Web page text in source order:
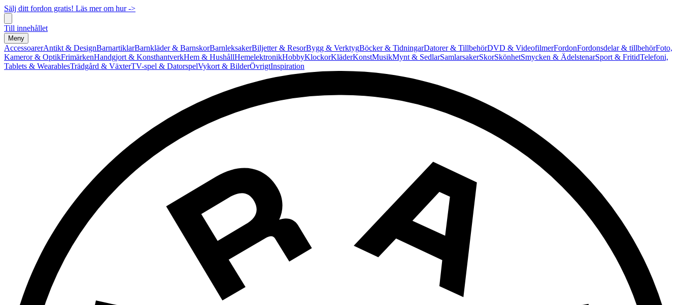
Sälj ditt fordon gratis! Läs mer om hur ->
Till innehållet
Meny
AccessoarerAntikt & DesignBarnartiklarBarnkläder & BarnskorBarnleksakerBiljetter & ResorBygg & VerktygBöcker & TidningarDatorer & TillbehörDVD & VideofilmerFordonFordonsdelar & tillbehörFoto,
Kameror & OptikFrimärkenHandgjort & KonsthantverkHem & HushållHemelektronikHobbyKlockorKläderKonstMusikMynt & SedlarSamlarsakerSkorSkönhetSmycken & ÄdelstenarSport & FritidTelefoni,
Tablets & WearablesTrädgård & VäxterTV-spel & DatorspelVykort & BilderÖvrigtInspiration